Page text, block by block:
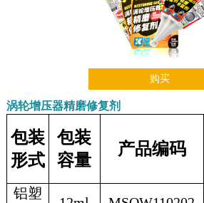
购买
涡轮增压器精磨修复剂
包装
形式
包装
容量
产品编码
铝塑